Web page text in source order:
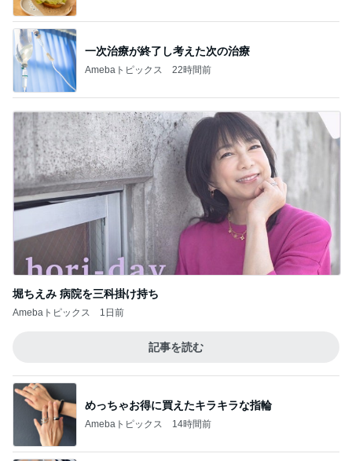
一次治療が終了し考えた次の治療
Amebaトピックス 22時間前
堀ちえみ 病院を三科掛け持ち
Amebaトピックス 1日前
記事を読む
めっちゃお得に買えたキラキラな指輪
Amebaトピックス 14時間前